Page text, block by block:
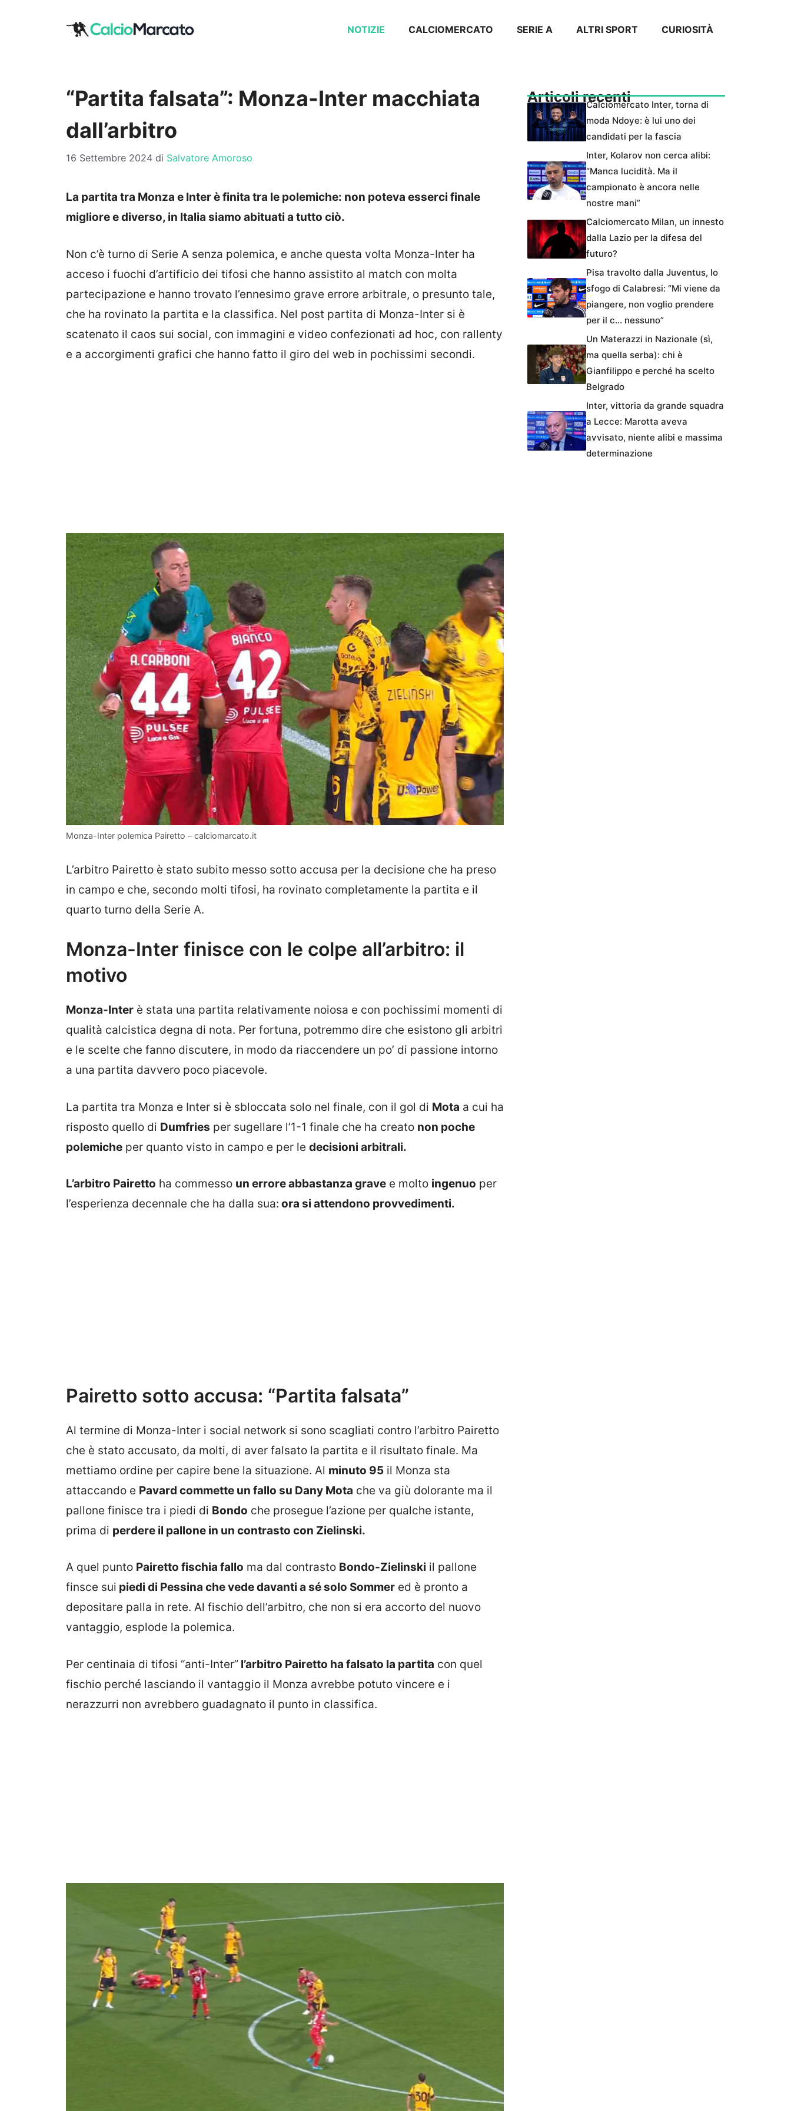
NOTIZIE CALCIOMERCATO SERIE A ALTRI SPORT CURIOSITÀ
“Partita falsata”: Monza-Inter macchiata
dall’arbitro
16 Settembre 2024 di Salvatore Amoroso
La partita tra Monza e Inter è finita tra le polemiche: non poteva esserci finale
migliore e diverso, in Italia siamo abituati a tutto ciò.
Non c’è turno di Serie A senza polemica, e anche questa volta Monza-Inter ha
acceso i fuochi d’artificio dei tifosi che hanno assistito al match con molta
partecipazione e hanno trovato l’ennesimo grave errore arbitrale, o presunto tale,
che ha rovinato la partita e la classifica. Nel post partita di Monza-Inter si è
scatenato il caos sui social, con immagini e video confezionati ad hoc, con rallenty
e a accorgimenti grafici che hanno fatto il giro del web in pochissimi secondi.
Monza-Inter polemica Pairetto – calciomarcato.it
L’arbitro Pairetto è stato subito messo sotto accusa per la decisione che ha preso
in campo e che, secondo molti tifosi, ha rovinato completamente la partita e il
quarto turno della Serie A.
Monza-Inter finisce con le colpe all’arbitro: il
motivo
Monza-Inter è stata una partita relativamente noiosa e con pochissimi momenti di
qualità calcistica degna di nota. Per fortuna, potremmo dire che esistono gli arbitri
e le scelte che fanno discutere, in modo da riaccendere un po’ di passione intorno
a una partita davvero poco piacevole.
La partita tra Monza e Inter si è sbloccata solo nel finale, con il gol di Mota a cui ha
risposto quello di Dumfries per sugellare l’1-1 finale che ha creato non poche
polemiche per quanto visto in campo e per le decisioni arbitrali.
L’arbitro Pairetto ha commesso un errore abbastanza grave e molto ingenuo per
l’esperienza decennale che ha dalla sua: ora si attendono provvedimenti.
Pairetto sotto accusa: “Partita falsata”
Al termine di Monza-Inter i social network si sono scagliati contro l’arbitro Pairetto
che è stato accusato, da molti, di aver falsato la partita e il risultato finale. Ma
mettiamo ordine per capire bene la situazione. Al minuto 95 il Monza sta
attaccando e Pavard commette un fallo su Dany Mota che va giù dolorante ma il
pallone finisce tra i piedi di Bondo che prosegue l’azione per qualche istante,
prima di perdere il pallone in un contrasto con Zielinski.
A quel punto Pairetto fischia fallo ma dal contrasto Bondo-Zielinski il pallone
finsce sui piedi di Pessina che vede davanti a sé solo Sommer ed è pronto a
depositare palla in rete. Al fischio dell’arbitro, che non si era accorto del nuovo
vantaggio, esplode la polemica.
Per centinaia di tifosi “anti-Inter” l’arbitro Pairetto ha falsato la partita con quel
fischio perché lasciando il vantaggio il Monza avrebbe potuto vincere e i
nerazzurri non avrebbero guadagnato il punto in classifica.
Articoli recentiCalciomercato Inter, torna di
moda Ndoye: è lui uno dei
candidati per la fascia
Inter, Kolarov non cerca alibi:
“Manca lucidità. Ma il
campionato è ancora nelle
nostre mani”
Calciomercato Milan, un innesto
dalla Lazio per la difesa del
futuro?
Pisa travolto dalla Juventus, lo
sfogo di Calabresi: “Mi viene da
piangere, non voglio prendere
per il c… nessuno”
Un Materazzi in Nazionale (sì,
ma quella serba): chi è
Gianfilippo e perché ha scelto
Belgrado
Inter, vittoria da grande squadra
a Lecce: Marotta aveva
avvisato, niente alibi e massima
determinazione